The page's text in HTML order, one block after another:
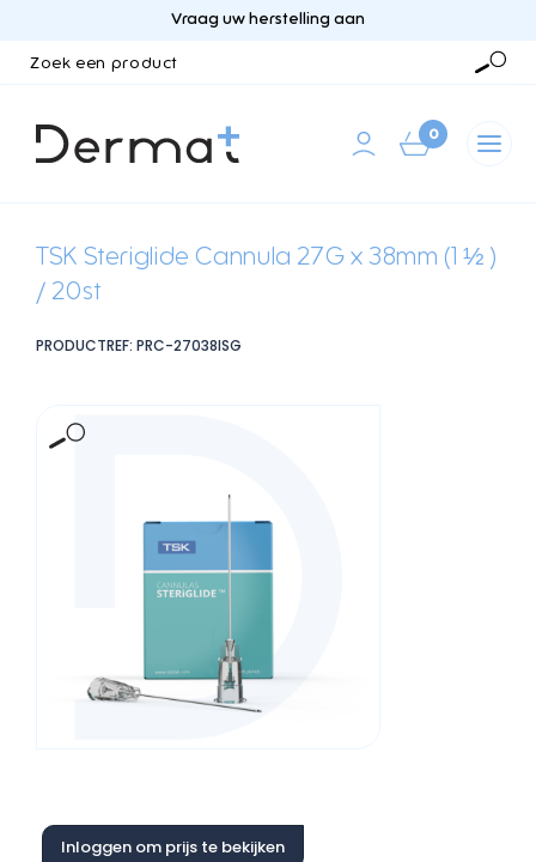
Vraag uw herstelling aan
0
TSK Steriglide Cannula 27G x 38mm (1 ½ )
/ 20st
PRODUCTREF: PRC-27038ISG
Inloggen om prijs te bekijken